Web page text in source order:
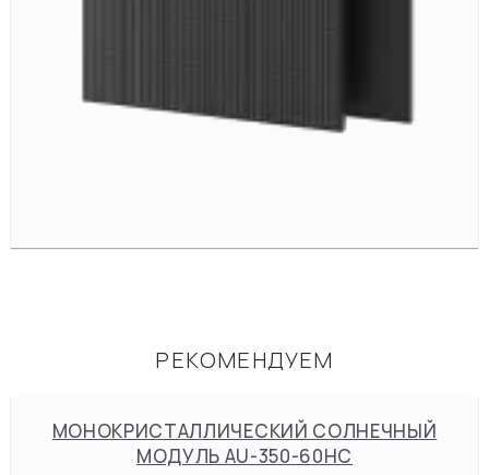
РЕКОМЕНДУЕМ
МОНОКРИСТАЛЛИЧЕСКИЙ СОЛНЕЧНЫЙ
МОДУЛЬ AU-350-60HC